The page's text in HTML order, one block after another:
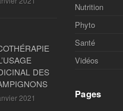
DES
2021
Nutrition
Phyto
Santé
Vidéos
Pages